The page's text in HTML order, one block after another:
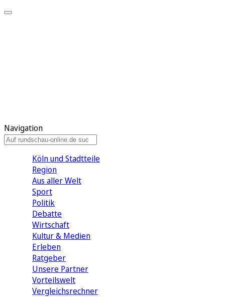
Navigation
Köln und Stadtteile
Region
Aus aller Welt
Sport
Politik
Debatte
Wirtschaft
Kultur & Medien
Erleben
Ratgeber
Unsere Partner
Vorteilswelt
Vergleichsrechner